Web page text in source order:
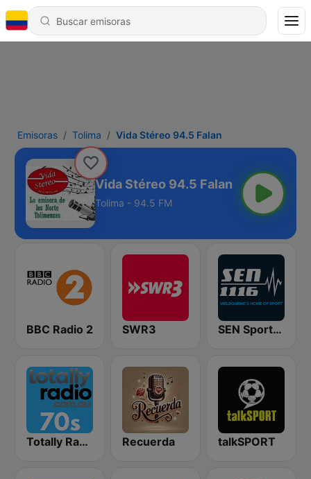
Emisoras Tolima Vida Stéreo 94.5 Falan
Vida Stéreo 94.5 Falan
Tolima - 94.5 FM
BBC Radio 2 SWR3 SEN Sports 1116 AM
Totally Radio 70s Recuerda talkSPORT